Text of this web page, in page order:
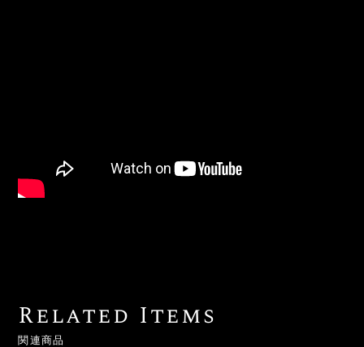
Related Items
関連商品